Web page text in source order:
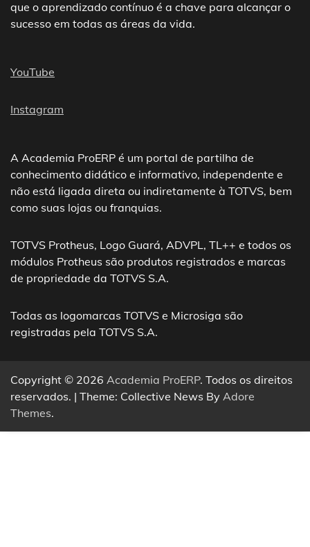
que o aprendizado contínuo é a chave para alcançar o
sucesso em todas as áreas da vida.
YouTube
Instagram
A Academia ProERP é um portal de partilha de
conhecimento didático e informativo, independente e
não está ligada direta ou indiretamente à TOTVS, bem
como suas lojas ou franquias.
TOTVS Protheus, Logo Guará, ADVPL, TL++ e todos os
módulos Protheus são produtos registrados e marcas
de propriedade da TOTVS S.A.
Todas as logomarcas TOTVS e Microsiga são
registradas pela TOTVS S.A.
Copyright © 2026 Academia ProERP. Todos os direitos
reservados. | Theme: Collective News By Adore
Themes.